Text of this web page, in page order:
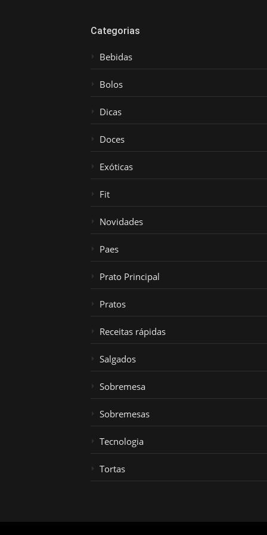
Categorias
Bebidas
Bolos
Dicas
Doces
Exóticas
Fit
Novidades
Paes
Prato Principal
Pratos
Receitas rápidas
Salgados
Sobremesa
Sobremesas
Tecnologia
Tortas